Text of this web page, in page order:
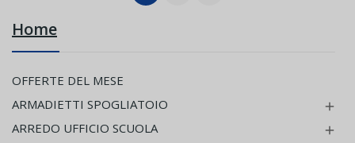
Home
OFFERTE DEL MESE
ARMADIETTI SPOGLIATOIO

ARREDO UFFICIO SCUOLA 